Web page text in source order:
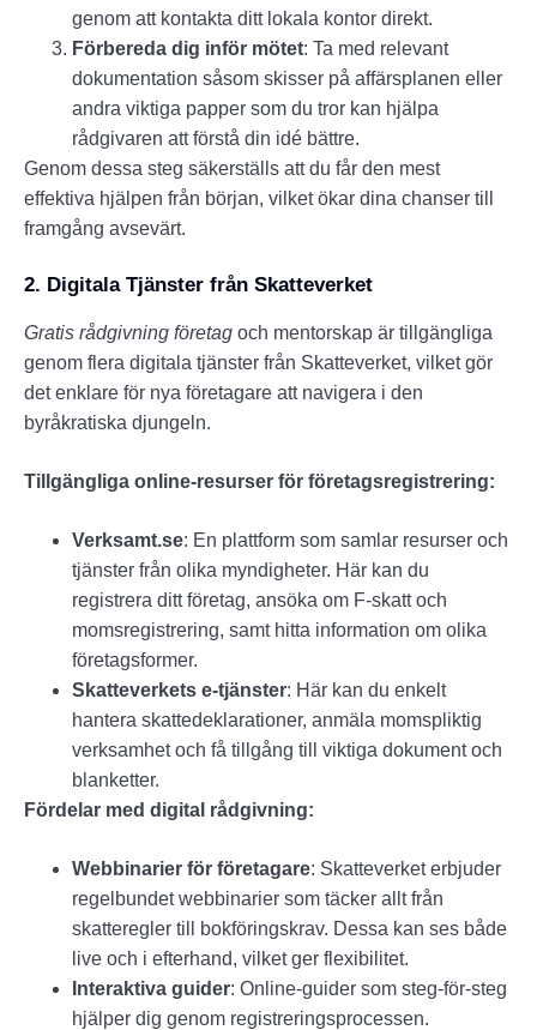
genom att kontakta ditt lokala kontor direkt.
Förbereda dig inför mötet: Ta med relevant
dokumentation såsom skisser på affärsplanen eller
andra viktiga papper som du tror kan hjälpa
rådgivaren att förstå din idé bättre.
Genom dessa steg säkerställs att du får den mest
effektiva hjälpen från början, vilket ökar dina chanser till
framgång avsevärt.
2. Digitala Tjänster från Skatteverket
Gratis rådgivning företag och mentorskap är tillgängliga
genom flera digitala tjänster från Skatteverket, vilket gör
det enklare för nya företagare att navigera i den
byråkratiska djungeln.
Tillgängliga online-resurser för företagsregistrering:
Verksamt.se: En plattform som samlar resurser och
tjänster från olika myndigheter. Här kan du
registrera ditt företag, ansöka om F-skatt och
momsregistrering, samt hitta information om olika
företagsformer.
Skatteverkets e-tjänster: Här kan du enkelt
hantera skattedeklarationer, anmäla momspliktig
verksamhet och få tillgång till viktiga dokument och
blanketter.
Fördelar med digital rådgivning:
Webbinarier för företagare: Skatteverket erbjuder
regelbundet webbinarier som täcker allt från
skatteregler till bokföringskrav. Dessa kan ses både
live och i efterhand, vilket ger flexibilitet.
Interaktiva guider: Online-guider som steg-för-steg
hjälper dig genom registreringsprocessen.